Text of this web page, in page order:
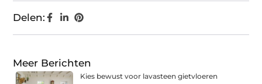
Delen:
Meer Berichten
Kies bewust voor lavasteen gietvloeren